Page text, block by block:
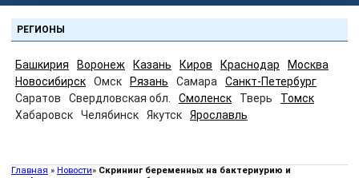
РЕГИОНЫ
Башкирия Воронеж Казань Киров Краснодар
Москва
Новосибирск
Омск Рязань Самара
Санкт-Петербург
Саратов
Свердловская обл. Смоленск Тверь
Томск
Хабаровск
Челябинск Якутск Ярославль
Главная » Новости» Скрининг беременных на бактериурию и